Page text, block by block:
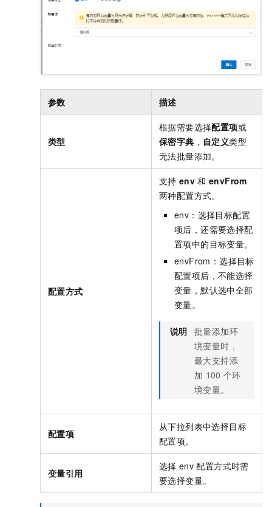
参数 描述
类型
根据需要选择配置项或
保密字典 ， 自定义类型
无法批量添加。
配置方式
支持 env 和 envFrom
两种配置方式。
env：选择目标配置
项后，还需要选择配
置项中的目标变量。
envFrom：选择目标
配置项后，不能选择
变量，默认选中全部
变量。
说明 批量添加环
境变量时，
最大支持添
加 100 个环
境变量。
配置项
从下拉列表中选择目标
配置项。
变量引用
选择 env 配置方式时需
要选择变量。